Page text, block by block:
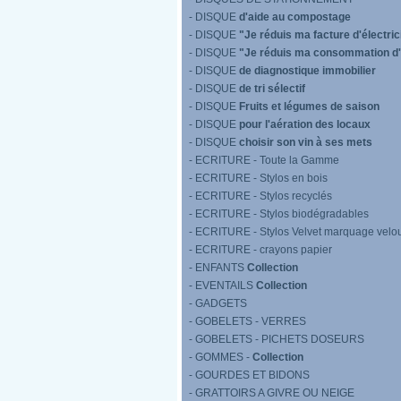
- DISQUE d'aide au compostage
- DISQUE "Je réduis ma facture
- DISQUE "Je réduis ma consommation
- DISQUE de diagnostique immobilier
- DISQUE de tri sélectif
- DISQUE Fruits et légumes de saison
- DISQUE pour l'aération des locaux
- DISQUE choisir son vin à ses mets
- ECRITURE - Toute la Gamme
- ECRITURE - Stylos en bois
- ECRITURE - Stylos recyclés
- ECRITURE - Stylos biodégradables
- ECRITURE - Stylos Velvet marquage
- ECRITURE - crayons papier
- ENFANTS Collection
- EVENTAILS Collection
- GADGETS
- GOBELETS - VERRES
- GOBELETS - PICHETS DOSEURS
- GOMMES - Collection
- GOURDES ET BIDONS
- GRATTOIRS A GIVRE OU NEIGE